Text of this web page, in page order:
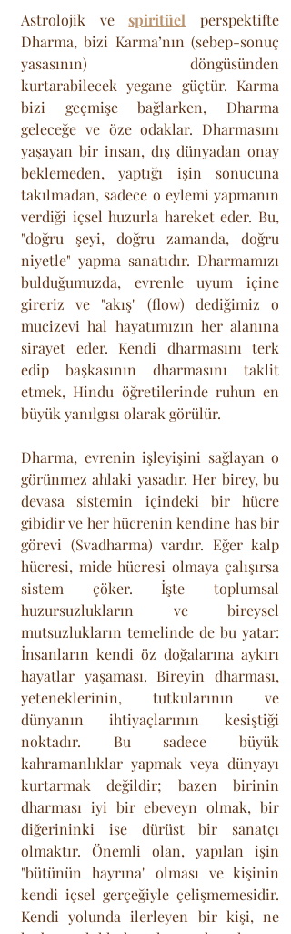
Astrolojik ve spiritüel perspektifte
Dharma, bizi Karma’nın (sebep-sonuç
yasasının) döngüsünden
kurtarabilecek yegane güçtür. Karma
bizi geçmişe bağlarken, Dharma
geleceğe ve öze odaklar. Dharmasını
yaşayan bir insan, dış dünyadan onay
beklemeden, yaptığı işin sonucuna
takılmadan, sadece o eylemi yapmanın
verdiği içsel huzurla hareket eder. Bu,
"doğru şeyi, doğru zamanda, doğru
niyetle" yapma sanatıdır. Dharmamızı
bulduğumuzda, evrenle uyum içine
gireriz ve "akış" (flow) dediğimiz o
mucizevi hal hayatımızın her alanına
sirayet eder. Kendi dharmasını terk
edip başkasının dharmasını taklit
etmek, Hindu öğretilerinde ruhun en
büyük yanılgısı olarak görülür.
Dharma, evrenin işleyişini sağlayan o
görünmez ahlaki yasadır. Her birey, bu
devasa sistemin içindeki bir hücre
gibidir ve her hücrenin kendine has bir
görevi (Svadharma) vardır. Eğer kalp
hücresi, mide hücresi olmaya çalışırsa
sistem çöker. İşte toplumsal
huzursuzlukların ve bireysel
mutsuzlukların temelinde de bu yatar:
İnsanların kendi öz doğalarına aykırı
hayatlar yaşaması. Bireyin dharması,
yeteneklerinin, tutkularının ve
dünyanın ihtiyaçlarının kesiştiği
noktadır. Bu sadece büyük
kahramanlıklar yapmak veya dünyayı
kurtarmak değildir; bazen birinin
dharması iyi bir ebeveyn olmak, bir
diğerininki ise dürüst bir sanatçı
olmaktır. Önemli olan, yapılan işin
"bütünün hayrına" olması ve kişinin
kendi içsel gerçeğiyle çelişmemesidir.
Kendi yolunda ilerleyen bir kişi, ne